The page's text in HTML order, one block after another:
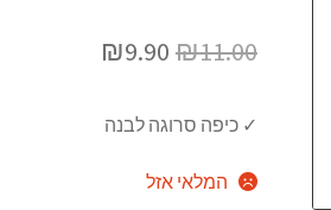
₪11.00
המחיר
היה:
₪11.00.
₪9.90
✓ כיפה סרוגה לבנה
המלאי אזל